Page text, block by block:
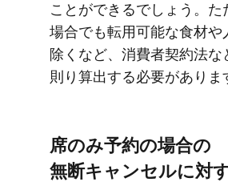
ことができるでしょう。​​た
場合でも​​転用可能な​​食材や​​
除くなど、​​消費者契約法な
則り算出する​​必要が​​ありま
席の​​み予約の​​場合の​​
無断キャンセルに​​対